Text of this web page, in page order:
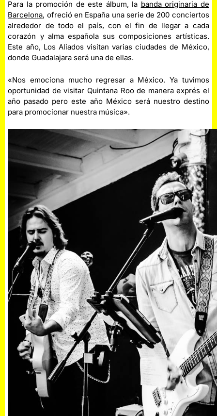
Para la promoción de este álbum, la banda originaria de
Barcelona, ofreció en España una serie de 200 conciertos
alrededor de todo el país, con el fin de llegar a cada
corazón y alma española sus composiciones artísticas.
Este año, Los Aliados visitan varias ciudades de México,
donde Guadalajara será una de ellas.
«Nos emociona mucho regresar a México. Ya tuvimos
oportunidad de visitar Quintana Roo de manera exprés el
año pasado pero este año México será nuestro destino
para promocionar nuestra música».